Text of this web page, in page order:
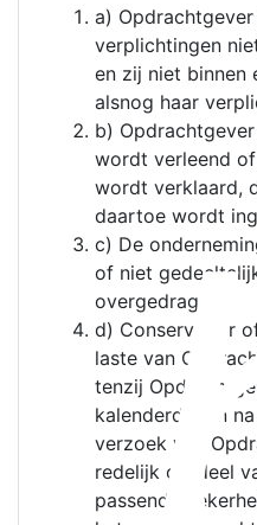
a)
verplichtingen
en zij niet binnen
alsnog haar
b)
wordt verleend
wordt verklaard,
daartoe wordt
c) De
of niet
overgedragen;
d) Conservatoir
laste van
tenzij
kalenderdagen
verzoek van
redelijk oordeel
passende